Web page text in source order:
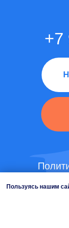
Пользуясь нашим